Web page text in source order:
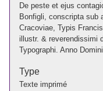
De peste et ejus
Bonfigli, conscripta sub
Cracoviae, Typis
illustr. & reverendissimi
Typographi. Anno
Type
Texte imprimé